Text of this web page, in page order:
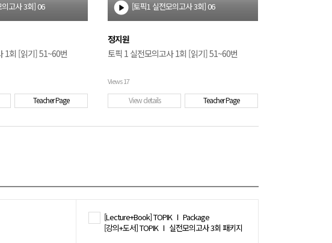
고사 3회] 06
1회 [읽기] 51~60번
Teacher Page
[토픽1 실전모의고사 3회] 06
정지원
토픽 1 실전모의고사 1회 [읽기] 51~60번
Views17
View details Teacher Page
[Lecture+Book] TOPIK Ⅰ Package
[강의+도서] TOPIK Ⅰ 실전모의고사 3회 패키지